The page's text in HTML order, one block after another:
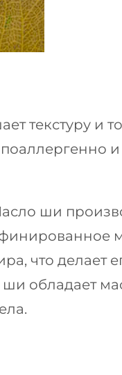
текстуру и
ши
что делает
обладает